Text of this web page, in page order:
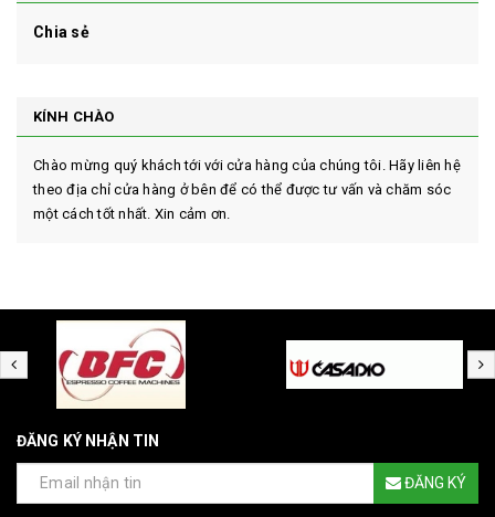
Chia sẻ
KÍNH CHÀO
Chào mừng quý khách tới với cửa hàng của chúng tôi. Hãy liên hệ
theo địa chỉ cửa hàng ở bên để có thể được tư vấn và chăm sóc
một cách tốt nhất. Xin cảm ơn.
ĐĂNG KÝ NHẬN TIN
ĐĂNG KÝ